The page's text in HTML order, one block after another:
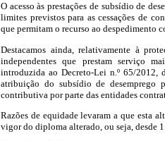
O acesso às prestações de subsídio de
limites previstos para as cessações de
que permitam o recurso ao despedimento
Destacamos ainda, relativamente à
independentes que prestam serviço
introduzida ao Decreto-Lei n.º 65/2012,
atribuição do subsídio de desemprego
contributiva por parte das entidades
Razões de equidade levaram a que esta
vigor do diploma alterado, ou seja, desde